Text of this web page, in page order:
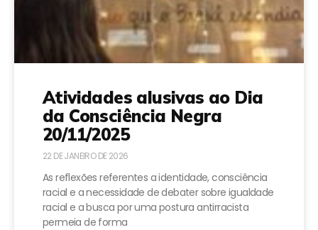
Atividades alusivas ao Dia
da Consciência Negra
20/11/2025
22 DE JANEIRO DE 2026
As reflexões referentes a identidade, consciência
racial e a necessidade de debater sobre igualdade
racial e a busca por uma postura antirracista
permeia de forma